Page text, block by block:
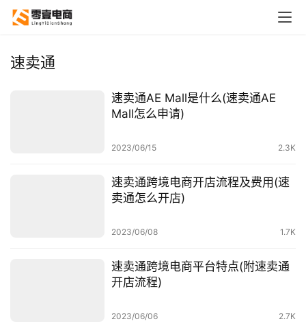
速卖通
速卖通AE Mall是什么(速卖通AE
Mall怎么申请)
2023/06/15 2.3K
速卖通跨境电商开店流程及费用(速
卖通怎么开店)
2023/06/08 1.7K
速卖通跨境电商平台特点(附速卖通
开店流程)
2023/06/06 2.7K